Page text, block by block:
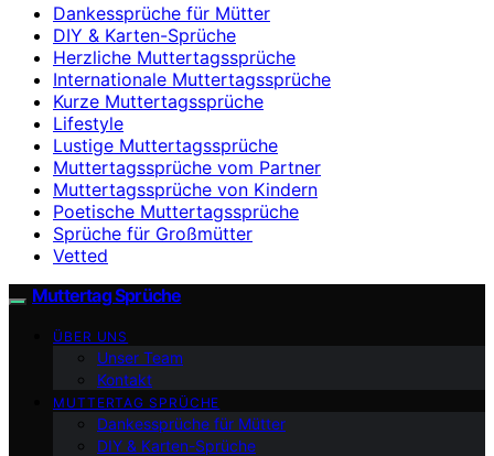
Dankessprüche für Mütter
DIY & Karten-Sprüche
Herzliche Muttertagssprüche
Internationale Muttertagssprüche
Kurze Muttertagssprüche
Lifestyle
Lustige Muttertagssprüche
Muttertagssprüche vom Partner
Muttertagssprüche von Kindern
Poetische Muttertagssprüche
Sprüche für Großmütter
Vetted
Muttertag Sprüche
ÜBER UNS
Unser Team
Kontakt
MUTTERTAG SPRÜCHE
Dankessprüche für Mütter
DIY & Karten-Sprüche